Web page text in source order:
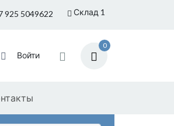
Склад 1
925 5049622
Войти
0